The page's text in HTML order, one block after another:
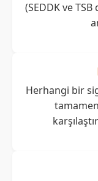
(SEDDK ve
Herhangi bir